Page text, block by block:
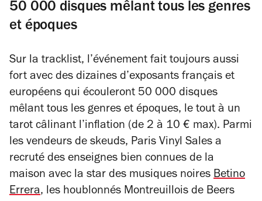
50 000 disques mêlant tous les genres
et époques
Sur la tracklist, l’événement fait toujours aussi
fort avec des dizaines d’exposants français et
européens qui écouleront 50 000 disques
mêlant tous les genres et époques, le tout à un
tarot câlinant l’inflation (de 2 à 10 € max). Parmi
les vendeurs de skeuds, Paris Vinyl Sales a
recruté des enseignes bien connues de la
maison avec la star des musiques noires Betino
Errera, les houblonnés Montreuillois de Beers